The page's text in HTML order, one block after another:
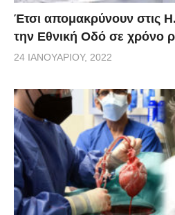
Έτσι απομακρύνουν στις
την Εθνική Οδό σε χρόνο
24 ΙΑΝΟΥΑΡΊΟΥ, 2022